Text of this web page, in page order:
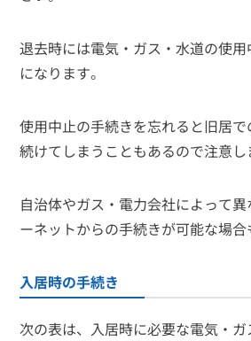
退去時には電気・ガス・水道の使
になります。
使用中止の手続きを忘れると旧居
続けてしまうこともあるので注意し
自治体やガス・電力会社によって
ーネットからの手続きが可能な場合
入居時の手続き
次の表は、入居時に必要な電気・